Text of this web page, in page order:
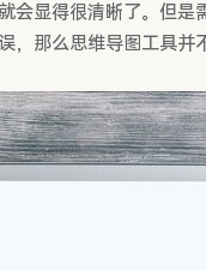
会显得很清晰了。但
，那么思维导图工具